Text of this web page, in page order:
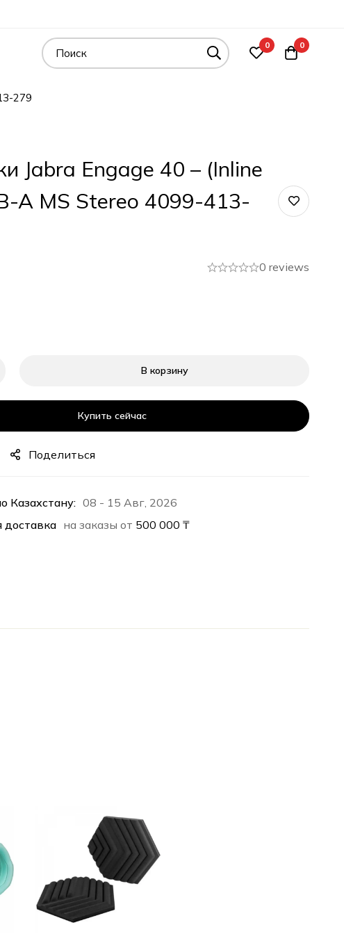
0 0
279
Jabra Engage 40 – (Inline
A MS Stereo 4099-413-
0 reviews
В корзину
Купить сейчас
Поделиться
Казахстану: 08 - 15 Авг, 2026
доставка на заказы от 500 000 ₸